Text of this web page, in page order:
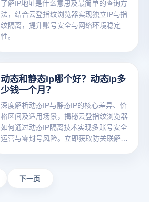
了解IP地址是什么意思及最简单的查询方
法，结合云登指纹浏览器实现独立IP与指
纹隔离，提升账号安全与网络环境稳定
性。
动态和静态ip哪个好？动态ip多
少钱一个月？
深度解析动态IP与静态IP的核心差异、价
格区间及适用场景，揭秘云登指纹浏览器
如何通过动态IP隔离技术实现多账号安全
运营与零封号风险。立即获取防关联解决
下一页